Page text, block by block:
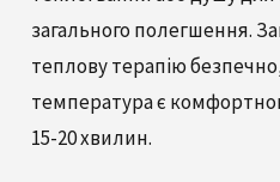
загального полегшення.
теплову терапію
температура є
15-20 хвилин.